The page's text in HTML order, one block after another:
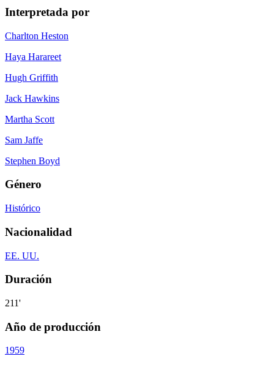
Interpretada por
Charlton Heston
Haya Harareet
Hugh Griffith
Jack Hawkins
Martha Scott
Sam Jaffe
Stephen Boyd
Género
Histórico
Nacionalidad
EE. UU.
Duración
211'
Año de producción
1959